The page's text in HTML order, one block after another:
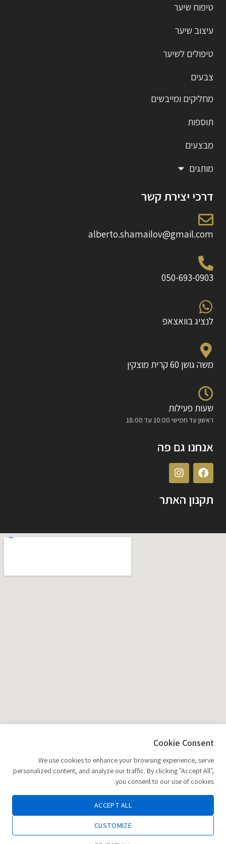
טיפוח שיער
עיצוב שיער
טיפולים לשיער
צבעים
מחליקים ומייבשים
תוספות
מבצעים
מותגים
דרכי יצירת קשר
alberto.shamailov@gmail.com
050-693-0903
לנציג בוואצאפ
משה גושן 60 קרית מוצקין
שעות פעילות
ראשון עד חמישי 10:00 עד 18:00
אנחנו גם פה
תקנון האתר
Cookie Consent
We use cookies to enhance your browsing experience, serve
personalized content, and analyze our traffic. By clicking "Accept All",
you consent to our use of cookies.
ACCEPT ALL
CUSTOMIZE